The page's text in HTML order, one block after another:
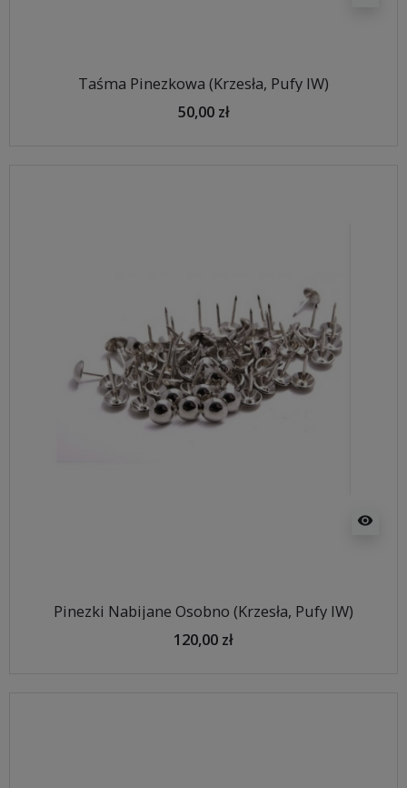
Taśma Pinezkowa (Krzesła, Pufy IW)
50,00 zł
visibility
Pinezki Nabijane Osobno (Krzesła, Pufy IW)
120,00 zł